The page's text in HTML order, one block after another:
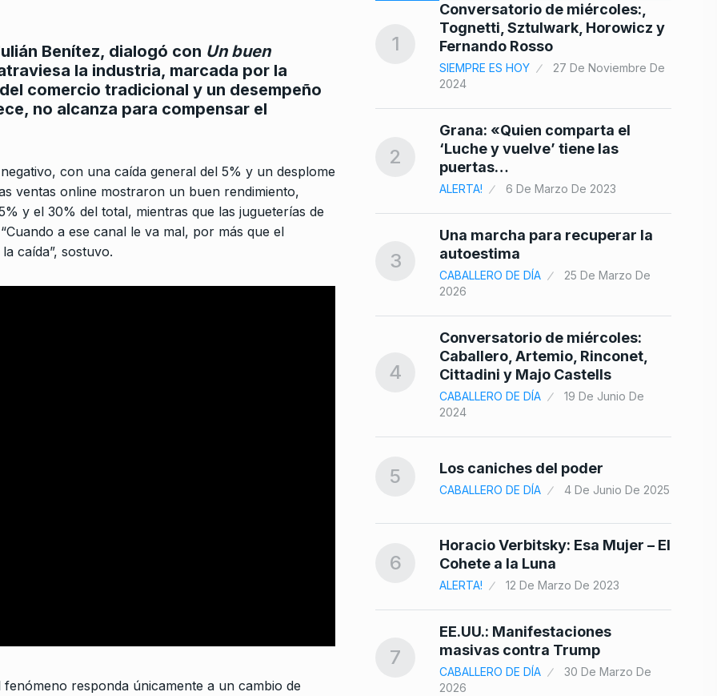
Benítez, dialogó con Un buen
la industria, marcada por la
comercio tradicional y un desempeño
no alcanza para compensar el
con una caída general del 5% y un desplome
ventas online mostraron un buen rendimiento,
y el 30% del total, mientras que las jugueterías de
a ese canal le va mal, por más que el
caída”, sostuvo.
responda únicamente a un cambio de
De
el
la
CABALLERO DE DÍA
25 De Junio De
2024
El derecho a la salud integral, el
10
Di Tullio: «Santa Fe está en
estado de emergencia porque…
ALERTA! 17 De Marzo De 2023
1
Conversatorio de miércoles:,
Tognetti, Sztulwark, Horowicz y
Fernando Rosso
SIEMPRE ES HOY
27 De Noviembre De
2024
2
Grana: «Quien comparta el
‘Luche y vuelve’ tiene las
puertas…
ALERTA! 6 De Marzo De 2023
3
Una marcha para recuperar la
autoestima
CABALLERO DE DÍA
25 De Marzo De
2026
4
Conversatorio de miércoles:
Caballero, Artemio, Rinconet,
Cittadini y Majo Castells
CABALLERO DE DÍA
19 De Junio De
2024
5 Los caniches del poder
CABALLERO DE DÍA 4 De Junio De 2025
6
Horacio Verbitsky: Esa Mujer – El
Cohete a la Luna
ALERTA! 12 De Marzo De 2023
7
EE.UU.: Manifestaciones
masivas contra Trump
CABALLERO DE DÍA
30 De Marzo De
2026